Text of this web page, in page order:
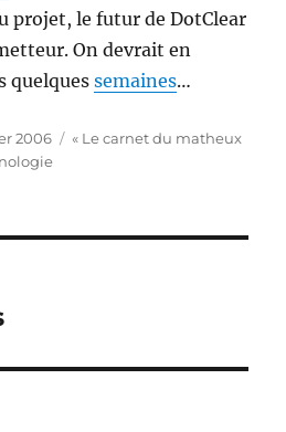
projet, le futur de DotClear
On devrait en
quelquessemaines…
2006 Catégories
« Le carnet du matheux